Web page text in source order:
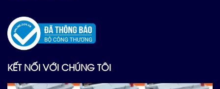
KẾT NỐI VỚI CHÚNG TÔI